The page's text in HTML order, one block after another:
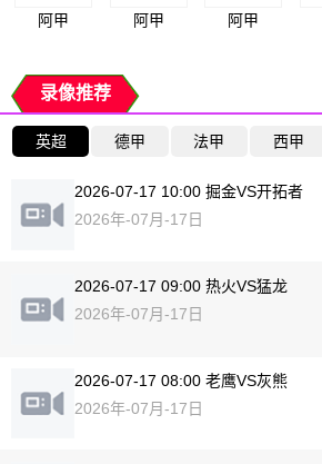
阿甲 阿甲 阿甲
录像推荐
英超 德甲 法甲 西甲
2026-07-17 10:00 掘金VS开拓者
2026年-07月-17日
2026-07-17 09:00 热火VS猛龙
2026年-07月-17日
2026-07-17 08:00 老鹰VS灰熊
2026年-07月-17日